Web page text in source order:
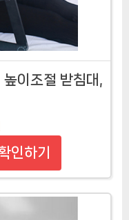
이조절 받침대,
인하기